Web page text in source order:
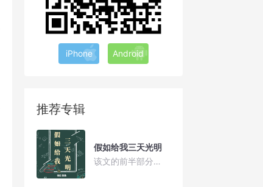
iPhone Android
推荐专辑
假如给我三天光明
该文的前半部分主要写了海伦变成盲聋人后的生活，后半部分则介绍了海伦的求学生涯。同时也介绍她体会不同的丰富多彩的生活以及她的慈善活动等等。 她以一个身残志坚的柔弱女子的视角，告诫身体健全的人们应珍惜生命，珍惜造物主赐予的一切。